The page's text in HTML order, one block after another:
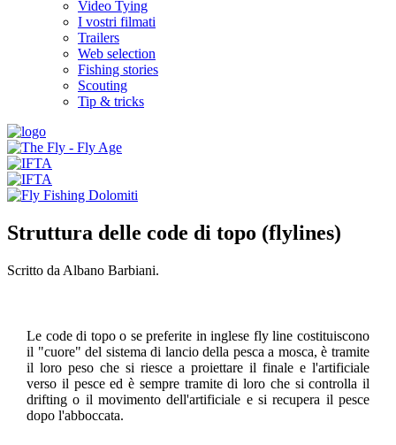
Video Tying
I vostri filmati
Trailers
Web selection
Fishing stories
Scouting
Tip & tricks
Struttura delle code di topo (flylines)
Scritto da Albano Barbiani.
Le code di topo o se preferite in inglese fly line costituiscono
il "cuore" del sistema di lancio della pesca a mosca, è tramite
il loro peso che si riesce a proiettare il finale e l'artificiale
verso il pesce ed è sempre tramite di loro che si controlla il
drifting o il movimento dell'artificiale e si recupera il pesce
dopo l'abboccata.